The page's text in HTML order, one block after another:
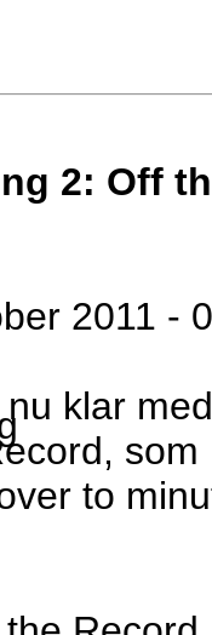
2: Off
2011 -
klar
som
to